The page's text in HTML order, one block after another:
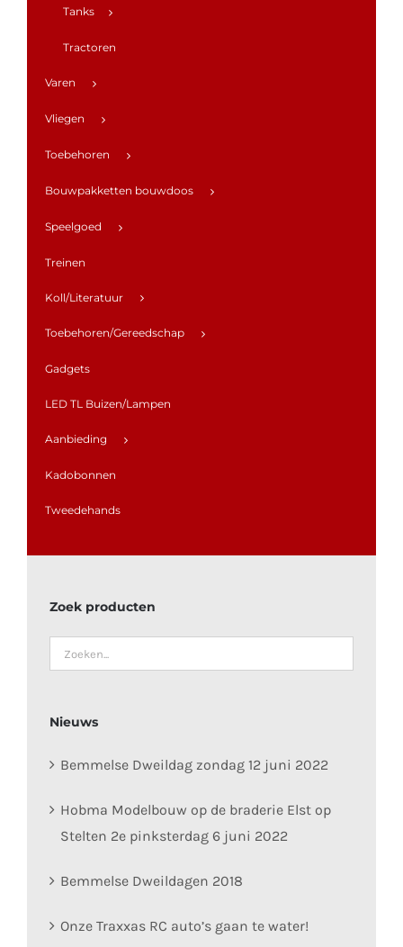
Tanks
Tractoren
Varen
Vliegen
Toebehoren
Bouwpakketten bouwdoos
Speelgoed
Treinen
Koll/Literatuur
Toebehoren/Gereedschap
Gadgets
LED TL Buizen/Lampen
Aanbieding
Kadobonnen
Tweedehands
Zoek producten
Nieuws
Bemmelse Dweildag zondag 12 juni 2022
Hobma Modelbouw op de braderie Elst op
Stelten 2e pinksterdag 6 juni 2022
Bemmelse Dweildagen 2018
Onze Traxxas RC auto’s gaan te water!